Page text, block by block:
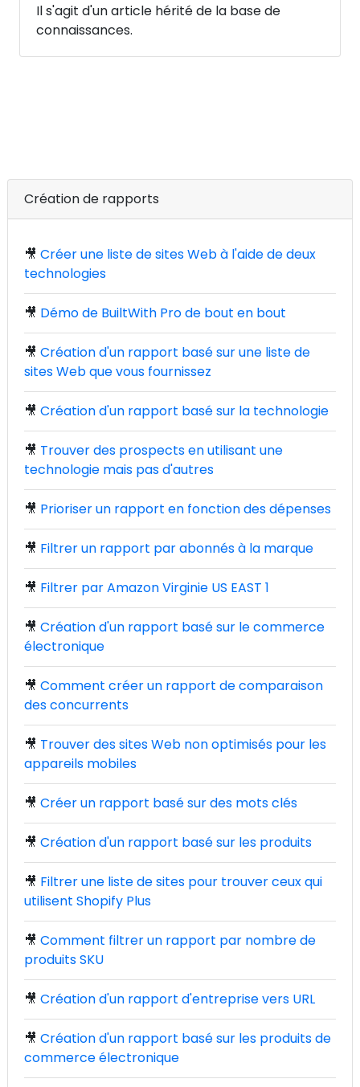
Il s'agit d'un article hérité de la base de
connaissances.
Création de rapports
🎥 Créer une liste de sites Web à l'aide de deux
technologies
🎥 Démo de BuiltWith Pro de bout en bout
🎥 Création d'un rapport basé sur une liste de
sites Web que vous fournissez
🎥 Création d'un rapport basé sur la technologie
🎥 Trouver des prospects en utilisant une
technologie mais pas d'autres
🎥 Prioriser un rapport en fonction des dépenses
🎥 Filtrer un rapport par abonnés à la marque
🎥 Filtrer par Amazon Virginie US EAST 1
🎥 Création d'un rapport basé sur le commerce
électronique
🎥 Comment créer un rapport de comparaison
des concurrents
🎥 Trouver des sites Web non optimisés pour les
appareils mobiles
🎥 Créer un rapport basé sur des mots clés
🎥 Création d'un rapport basé sur les produits
🎥 Filtrer une liste de sites pour trouver ceux qui
utilisent Shopify Plus
🎥 Comment filtrer un rapport par nombre de
produits SKU
🎥 Création d'un rapport d'entreprise vers URL
🎥 Création d'un rapport basé sur les produits de
commerce électronique